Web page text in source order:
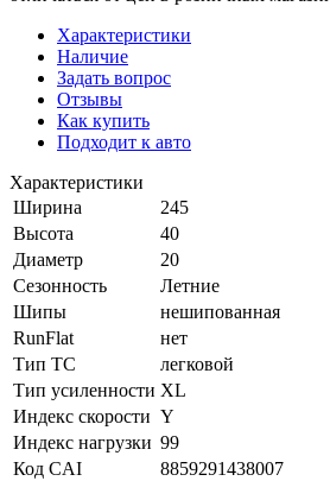
Характеристики
Наличие
Задать вопрос
Отзывы
Как купить
Подходит к авто
Характеристики
Ширина
245
Высота
40
Диаметр
20
Сезонность
Летние
Шипы
нешипованная
RunFlat
нет
Тип ТС
легковой
Тип усиленности XL
Индекс скорости Y
Индекс нагрузки 99
Код CAI
8859291438007